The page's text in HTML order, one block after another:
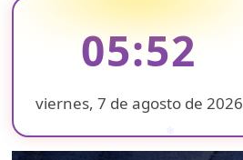
05:52
viernes, 7 de agosto de 2026
❄
❄